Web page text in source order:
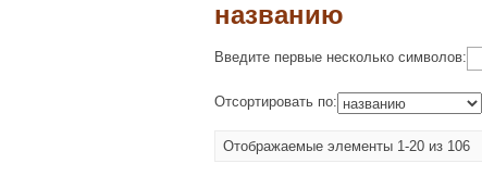
названию
Введите первые несколько символов:
Отсортировать по:
Отображаемые элементы 1-20 из 106